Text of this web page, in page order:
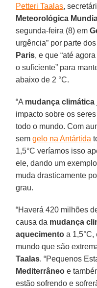
Petteri Taalas,
Meteorológica
segunda-feira (8) em
urgência” por parte
Paris, e que “até
o suficiente” para
abaixo de 2 °C.
“A mudança climática
impacto sobre os
todo o mundo. Com
semgelo na Antártida
1,5°C veríamos isso
ele, dando um
muda drasticamente
grau.
“Haverá 420 milhões
causa da mudança
aquecimento a 1,5°C,
mundo que são
Taalas. “Pequenos
Mediterrâneo e
estão sofrendo e